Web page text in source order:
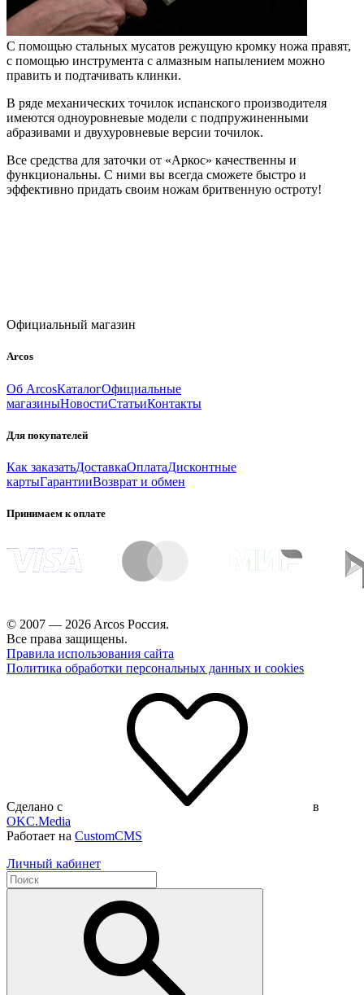
С помощью стальных мусатов режущую кромку ножа правят,
с помощью инструмента с алмазным напылением можно
править и подтачивать клинки.
В ряде механических точилок испанского производителя
имеются одноуровневые модели с подпружиненными
абразивами и двухуровневые версии точилок.
Все средства для заточки от «Аркос» качественны и
функциональны. С ними вы всегда сможете быстро и
эффективно придать своим ножам бритвенную остроту!
Официальный магазин
Arcos
Об ArcosКаталогОфициальные
магазиныНовостиСтатьиКонтакты
Для покупателей
Как заказатьДоставкаОплатаДисконтные
картыГарантииВозврат и обмен
Принимаем к оплате
© 2007 — 2026 Arcos Россия.
Все права защищены.
Правила использования сайта
Политика обработки персональных данных и cookies
Сделано с
в
OKC.Media
Работает на CustomCMS
Личный кабинет